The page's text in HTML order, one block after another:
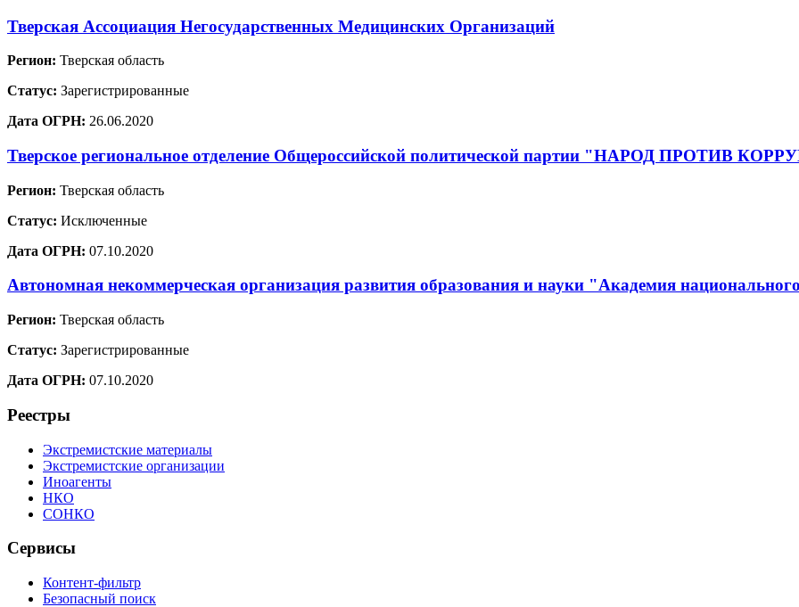
Тверская Ассоциация Негосударственных Медицинских Организаций
Регион: Тверская область
Статус: Зарегистрированные
Дата ОГРН: 26.06.2020
Тверское региональное отделение Общероссийской политической партии "НАРОД ПРОТИВ
Регион: Тверская область
Статус: Исключенные
Дата ОГРН: 07.10.2020
Автономная некоммерческая организация развития образования и науки "Академия
Регион: Тверская область
Статус: Зарегистрированные
Дата ОГРН: 07.10.2020
Реестры
Экстремистские материалы
Экстремистские организации
Иноагенты
НКО
СОНКО
Сервисы
Контент-фильтр
Безопасный поиск